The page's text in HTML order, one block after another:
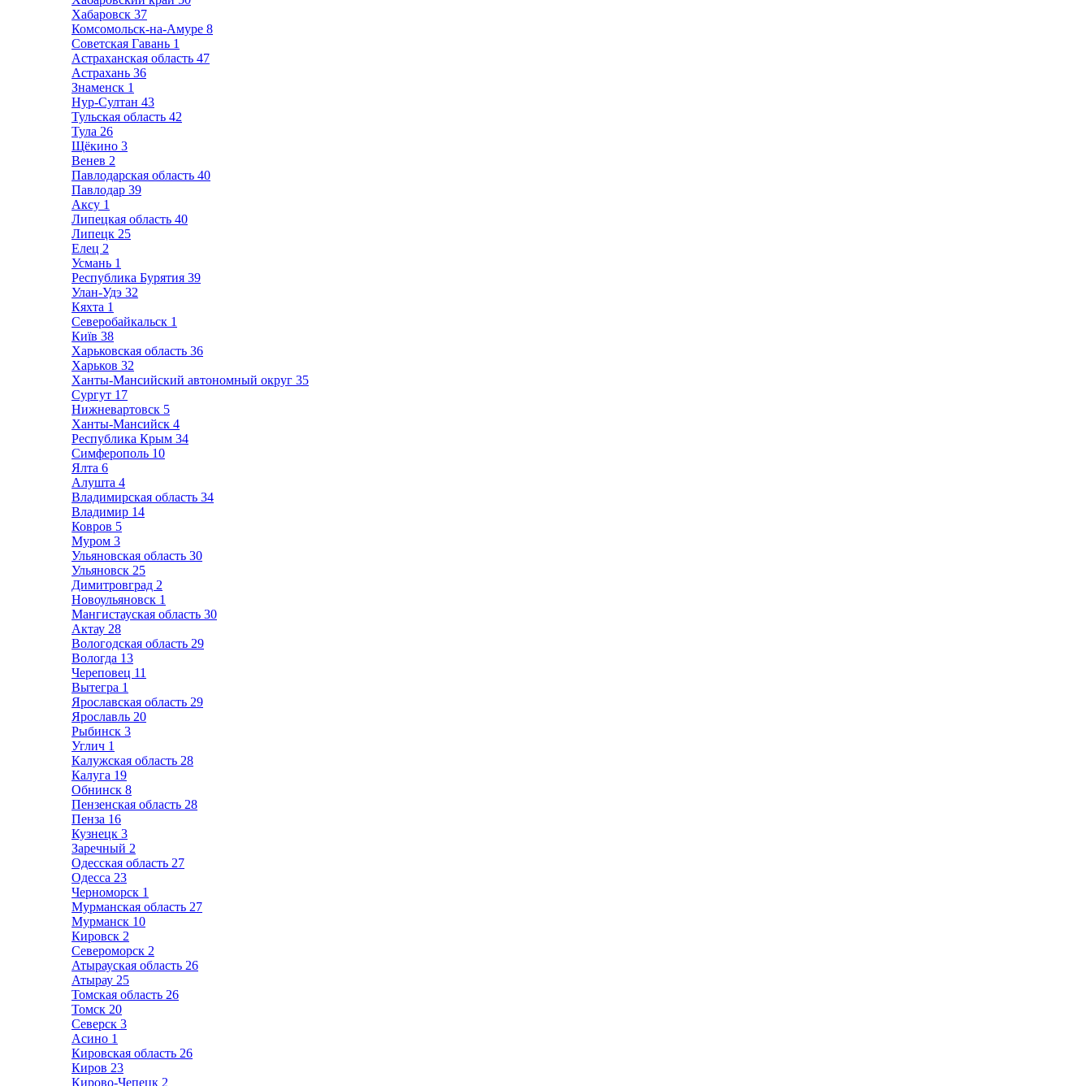
Хабаровск 37
Комсомольск-на-Амуре 8
Советская Гавань 1
Астраханская область 47
Астрахань 36
Знаменск 1
Нур-Султан 43
Тульская область 42
Тула 26
Щёкино 3
Венев 2
Павлодарская область 40
Павлодар 39
Аксу 1
Липецкая область 40
Липецк 25
Елец 2
Усмань 1
Республика Бурятия 39
Улан-Удэ 32
Кяхта 1
Северобайкальск 1
Київ 38
Харьковская область 36
Харьков 32
Ханты-Мансийский автономный округ 35
Сургут 17
Нижневартовск 5
Ханты-Мансийск 4
Республика Крым 34
Симферополь 10
Ялта 6
Алушта 4
Владимирская область 34
Владимир 14
Ковров 5
Муром 3
Ульяновская область 30
Ульяновск 25
Димитровград 2
Новоульяновск 1
Мангистауская область 30
Актау 28
Вологодская область 29
Вологда 13
Череповец 11
Вытегра 1
Ярославская область 29
Ярославль 20
Рыбинск 3
Углич 1
Калужская область 28
Калуга 19
Обнинск 8
Пензенская область 28
Пенза 16
Кузнецк 3
Заречный 2
Одесская область 27
Одесса 23
Черноморск 1
Мурманская область 27
Мурманск 10
Кировск 2
Североморск 2
Атырауская область 26
Атырау 25
Томская область 26
Томск 20
Северск 3
Асино 1
Кировская область 26
Киров 23
Кирово-Чепецк 2